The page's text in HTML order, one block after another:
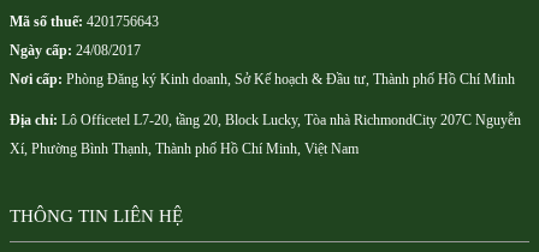
Mã số thuế: 4201756643
Ngày cấp: 24/08/2017
Nơi cấp: Phòng Đăng ký Kinh doanh, Sở Kế hoạch & Đầu tư, Thành phố Hồ Chí Minh
Địa chỉ: Lô Officetel L7-20, tầng 20, Block Lucky, Tòa nhà RichmondCity 207C Nguyễn
Xí, Phường Bình Thạnh, Thành phố Hồ Chí Minh, Việt Nam
THÔNG TIN LIÊN HỆ